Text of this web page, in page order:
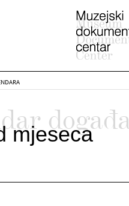
mjeseca